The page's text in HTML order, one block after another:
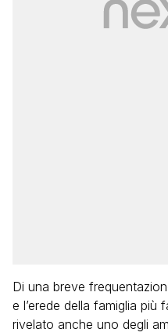
Di una breve
e l’erede della famiglia più
rivelato anche uno degli